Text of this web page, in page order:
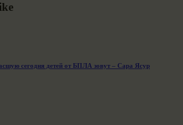
сегодня детей от БПЛА зовут – Сара Ясур